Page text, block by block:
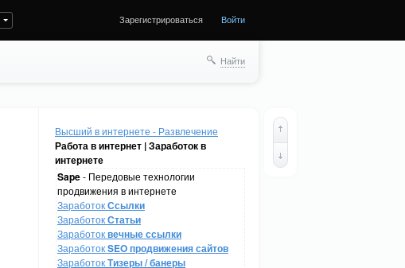
Зарегистрироваться Войти
Найти
Высший в интернете - Развлечение
Работа в интернет | Заработок в
интернете
Sape- Передовые технологии
продвижения в интернете
ЗаработокСсылки
ЗаработокСтатьи
Заработоквечные ссылки
ЗаработокSEO продвижения сайтов
ЗаработокТизеры / банеры